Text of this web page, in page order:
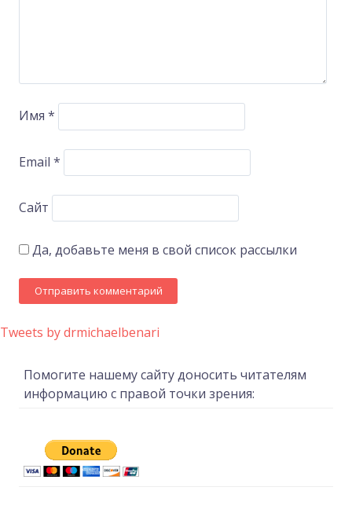
Имя *
Email *
Сайт
Да, добавьте меня в свой список рассылки
Tweets by drmichaelbenari
Помогите нашему сайту доносить читателям
информацию с правой точки зрения: